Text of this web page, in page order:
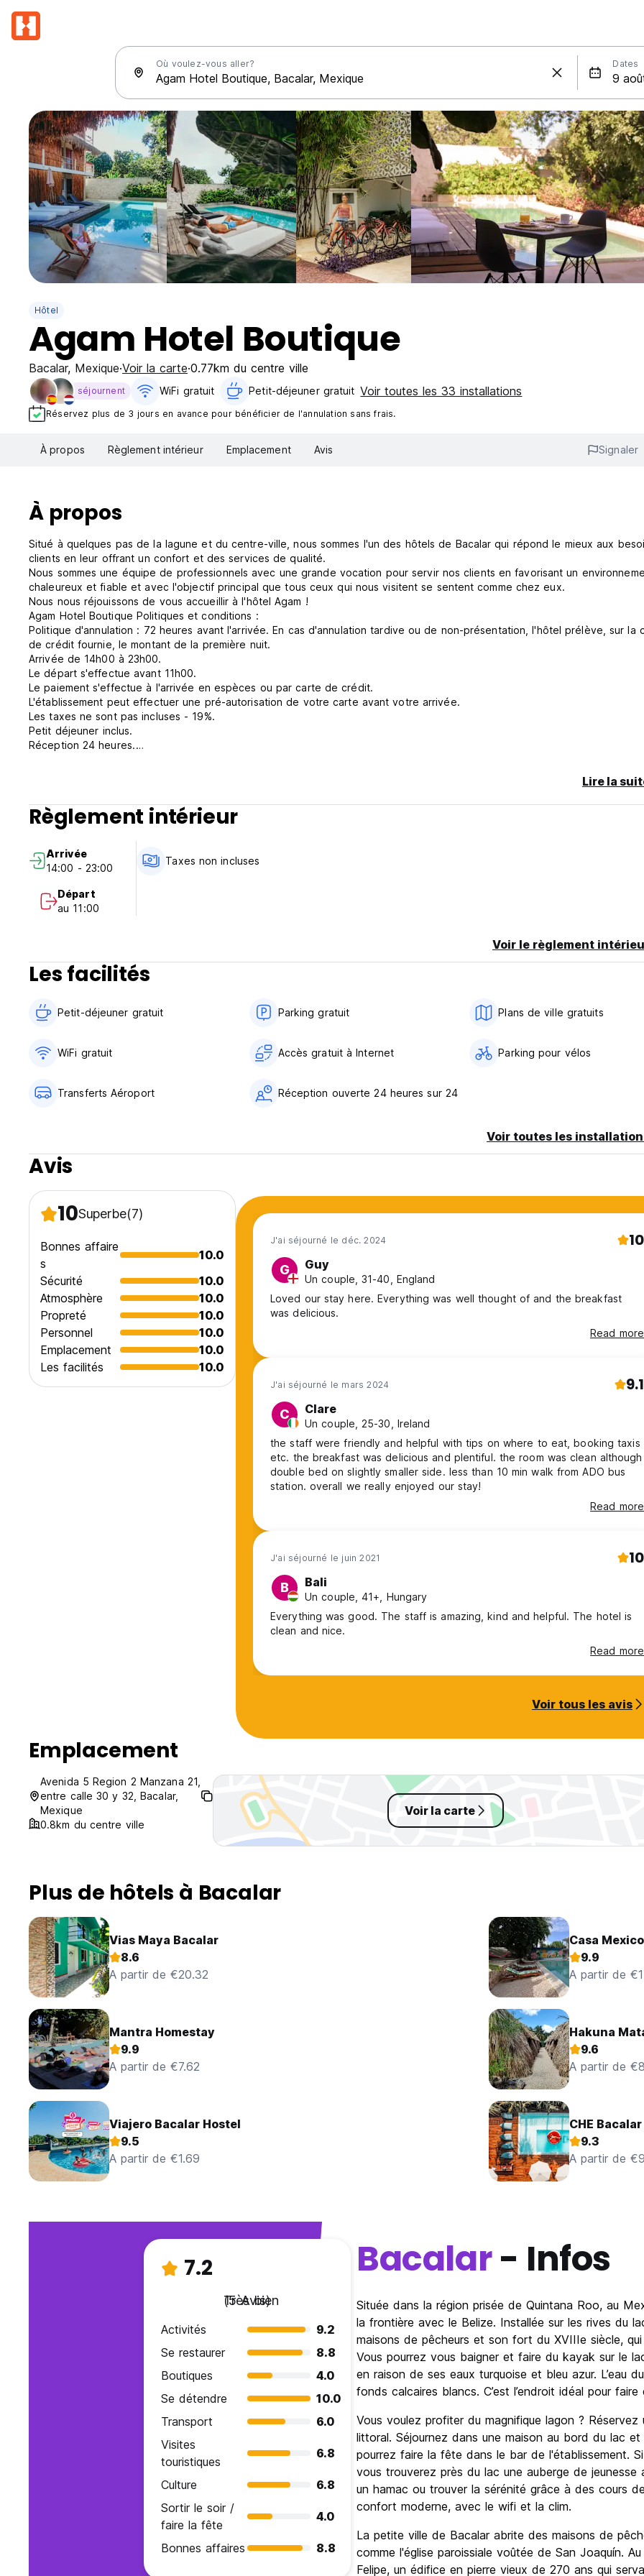
Où voulez-vous aller? Dates
Hôtel
Agam Hotel Boutique
Bacalar, Mexique Voir la carte 0.77km du centre ville
séjournent WiFi gratuit Petit-déjeuner gratuit‎ Voir toutes les 33 installations
Réservez plus de 3 jours en avance pour bénéficier de l'annulation sans frais.
À propos Règlement intérieur Emplacement Avis Signaler
À propos
Situé à quelques pas de la lagune et du centre-ville, nous sommes l'un des hôtels de Bacalar qui répond le mieux aux
clients en leur offrant un confort et des services de qualité.
Nous sommes une équipe de professionnels avec une grande vocation pour servir nos clients en favorisant un
chaleureux et fiable et avec l'objectif principal que tous ceux qui nous visitent se sentent comme chez eux.
Nous nous réjouissons de vous accueillir à l'hôtel Agam !
Agam Hotel Boutique Politiques et conditions :
Politique d'annulation : 72 heures avant l'arrivée. En cas d'annulation tardive ou de non-présentation, l'hôtel prélève, sur la
de crédit fournie, le montant de la première nuit.
Arrivée de 14h00 à 23h00.
Le départ s'effectue avant 11h00.
Le paiement s'effectue à l'arrivée en espèces ou par carte de crédit.
L'établissement peut effectuer une pré-autorisation de votre carte avant votre arrivée.
Les taxes ne sont pas incluses - 19%.
Petit déjeuner inclus.
Réception 24 heures.
Les enfants sont les bienvenus.
Non fumeur. (Auto-translated from original language)
Lire la
Règlement intérieur
Arrivée
14:00 - 23:00
Départ
au 11:00
Taxes non incluses
Voir le règlement
Les facilités
Petit-déjeuner gratuit‎ Parking gratuit Plans de ville gratuits
WiFi gratuit Accès gratuit à Internet Parking pour vélos
Transferts Aéroport Réception ouverte 24 heures sur 24
Voir toutes les
Avis
10Superbe(7)
Bonnes affaire
s
10.0
Sécurité
10.0
Atmosphère
10.0
Propreté
10.0
Personnel
10.0
Emplacement
10.0
Les facilités
10.0
J'ai séjourné le déc. 2024 10
G Guy
Un couple, 31-40, England
Loved our stay here. Everything was well thought of and the breakfast
was delicious.
Read more
J'ai séjourné le mars 2024 9.1
C Clare
Un couple, 25-30, Ireland
the staff were friendly and helpful with tips on where to eat, booking taxis
etc. the breakfast was delicious and plentiful. the room was clean although
double bed on slightly smaller side. less than 10 min walk from ADO bus
station. overall we really enjoyed our stay!
Read more
J'ai séjourné le juin 2021 10
B Bali
Un couple, 41+, Hungary
Everything was good. The staff is amazing, kind and helpful. The hotel is
clean and nice.
Read more
Voir tous les avis
Emplacement
Avenida 5 Region 2 Manzana 21,
entre calle 30 y 32, Bacalar,
Mexique
0.8km du centre ville
Voir la carte
Plus de hôtels à Bacalar
Vias Maya Bacalar
8.6
A partir de €20.32
Casa
9.9
A partir de
Mantra Homestay
9.9
A partir de €7.62
Hakuna
9.6
A partir de
Viajero Bacalar Hostel
9.5
A partir de €1.69
CHE
9.3
A partir de
7.2
Très bien
(5 Avis)
Activités
9.2
Se restaurer
8.8
Boutiques
4.0
Se détendre
10.0
Transport
6.0
Visites
touristiques
6.8
Culture
6.8
Sortir le soir /
faire la fête
4.0
Bonnes affaires 8.8
Bacalar- Infos
Située dans la région prisée de Quintana Roo, au
la frontière avec le Belize. Installée sur les rives du
maisons de pêcheurs et son fort du XVIIIe siècle,
Vous pourrez vous baigner et faire du kayak sur le
en raison de ses eaux turquoise et bleu azur. L’eau
fonds calcaires blancs. C’est l’endroit idéal pour
Vous voulez profiter du magnifique lagon ?
littoral. Séjournez dans une maison au bord du lac
pourrez faire la fête dans le bar de l'établissement.
vous trouverez près du lac une auberge de
un hamac ou trouver la sérénité grâce à des cours
confort moderne, avec le wifi et la clim.
La petite ville de Bacalar abrite des maisons de
comme l'église paroissiale voûtée de San Joaquín.
Felipe, un édifice en pierre vieux de 270 ans qui